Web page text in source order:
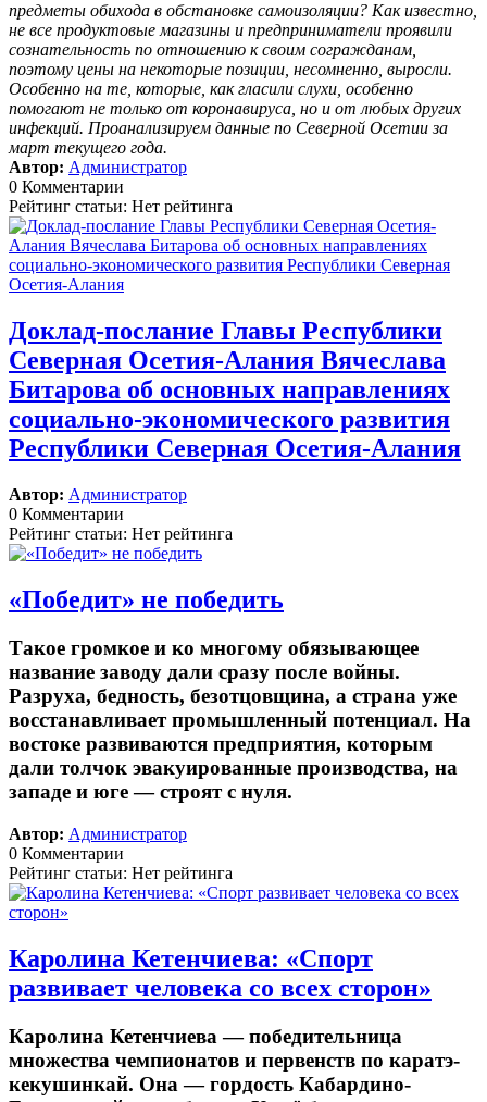
предметы обихода в обстановке самоизоляции? Как известно,
не все продуктовые магазины и предприниматели проявили
сознательность по отношению к своим согражданам,
поэтому цены на некоторые позиции, несомненно, выросли.
Особенно на те, которые, как гласили слухи, особенно
помогают не только от коронавируса, но и от любых других
инфекций. Проанализируем данные по Северной Осетии за
март текущего года.
Автор: Администратор
0 Комментарии
Рейтинг статьи: Нет рейтинга
Доклад-послание Главы Республики
Северная Осетия-Алания Вячеслава
Битарова об основных направлениях
социально-экономического развития
Республики Северная Осетия-Алания
Автор: Администратор
0 Комментарии
Рейтинг статьи: Нет рейтинга
«Победит» не победить
Такое громкое и ко многому обязывающее
название заводу дали сразу после войны.
Разруха, бедность, безотцовщина, а страна уже
восстанавливает промышленный потенциал. На
востоке развиваются предприятия, которым
дали толчок эвакуированные производства, на
западе и юге — строят с нуля.
Автор: Администратор
0 Комментарии
Рейтинг статьи: Нет рейтинга
Каролина Кетенчиева: «Спорт
развивает человека со всех сторон»
Каролина Кетенчиева — победительница
множества чемпионатов и первенств по каратэ-
кекушинкай. Она — гордость Кабардино-